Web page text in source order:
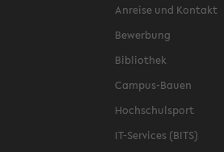
Anreise und Kontakt
Bewerbung
Bibliothek
Campus-Bauen
Hochschulsport
IT-Services (BITS)